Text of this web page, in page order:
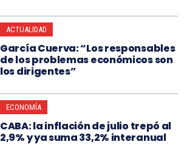
ACTUALIDAD
García Cuerva: “Los responsables
de los problemas económicos son
los dirigentes”
ECONOMÍA
CABA: la inflación de julio trepó al
2,9% y ya suma 33,2% interanual